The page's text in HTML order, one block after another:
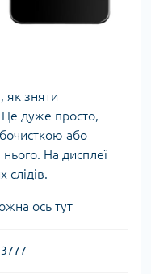
як зняти
Це дуже просто,
або
На дисплеї
ось тут